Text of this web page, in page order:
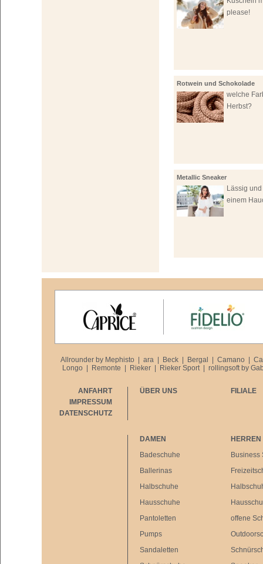
please!
Rotwein und Schokolade
welche
Herbst?
Metallic Sneaker
Lässig
einem
Allrounder by Mephisto ara Beck Bergal Camano
Longo
Remonte Rieker Rieker Sport rollingsoft by
ANFAHRT
IMPRESSUM
DATENSCHUTZ
ÜBER UNS FILIALE
DAMEN
Badeschuhe
Ballerinas
Halbschuhe
Hausschuhe
Pantoletten
Pumps
Sandaletten
HERREN
Business
offene